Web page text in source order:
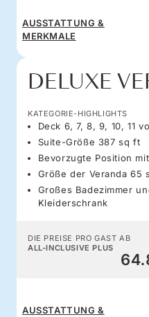
AUSSTATTUNG &
MERKMALE
DELUXE
KATEGORIE-HIGHLIGHTS
Deck 6, 7, 8, 9, 10, 11
Suite-Größe 387 sq ft
Bevorzugte Position
Größe der Veranda 65
Großes Badezimmer
Kleiderschrank
DIE PREISE PRO GAST AB
ALL-INCLUSIVE PLUS
AUSSTATTUNG &